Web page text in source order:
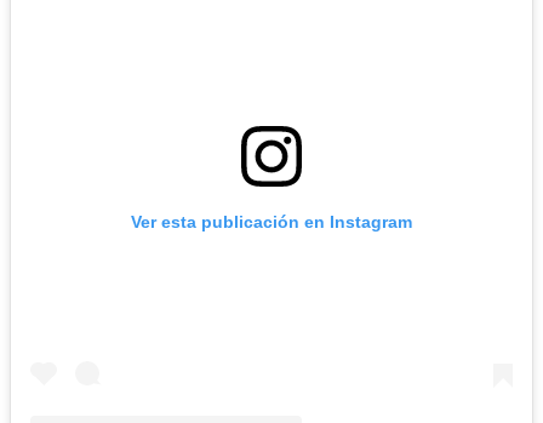
Ver esta publicación en Instagram